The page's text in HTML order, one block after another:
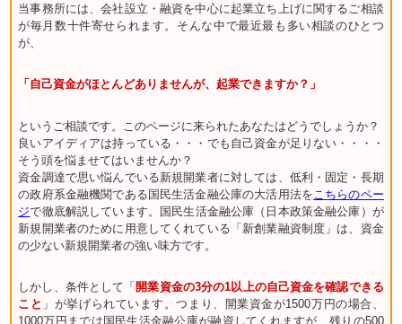
当事務所には、会社設立・融資を中心に起業立ち上げに関するご相談
が毎月数十件寄せられます。そんな中で最近最も多い相談のひとつ
が、
「自己資金がほとんどありませんが、起業できますか？」
というご相談です。このページに来られたあなたはどうでしょうか？
良いアイディアは持っている・・・でも自己資金が足りない・・・・
そう頭を悩ませてはいませんか？
資金調達で思い悩んでいる新規開業者に対しては、低利・固定・長期
の政府系金融機関である国民生活金融公庫の大活用法を こちらのペー
ジで徹底解説しています。国民生活金融公庫（日本政策金融公庫）が
新規開業者のために用意してくれている「新創業融資制度」は、資金
の少ない新規開業者の強い味方です。
しかし、条件として「 開業資金の3分の1以上の自己資金を確認できる
こと 」が挙げられています。つまり、開業資金が1500万円の場合、
1000万円までは国民生活金融公庫が融資してくれますが、残りの500